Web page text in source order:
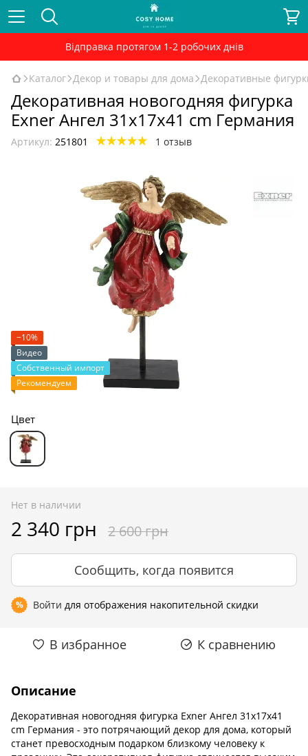
Відправка протягом 1-2 робочих днів
Каталог Декор и товары для дома Декоративные
Декоративная новогодняя фигурка
Exner Ангел 31x17x41 cm Германия
Артикул: 251801 1 отзыв
−10%
Видео
Собственный импорт
Рекомендуем
Цвет
Нет в наличии
2 340 грн 2 600 грн
Сообщить, когда появится
% Войти для отображения накопительной скидки
В избранное К сравнению
Описание
Декоративная новогодняя фигурка Exner Ангел 31x17x41
cm Германия - это потрячающий декор для дома, который
станет превосходным подарком близкому человеку к